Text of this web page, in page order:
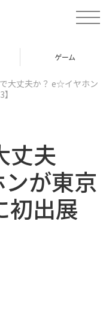
t
o
v
ゲーム
大丈夫か？ e☆イヤホン
丈夫
が東京
初出展